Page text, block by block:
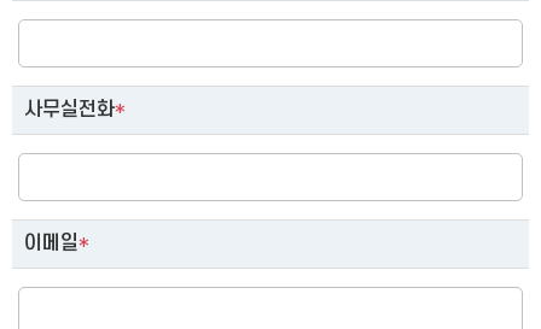
사무실전화*
이메일*